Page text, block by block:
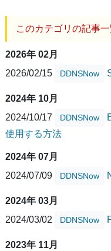
このカテゴリの記事
2026年 02月
2026/02/15
DDNSNow
2024年 10月
2024/10/17
DDNSNow
使用する方法
2024年 07月
2024/07/09
DDNSNow
2024年 03月
2024/03/02
DDNSNow
2023年 11月